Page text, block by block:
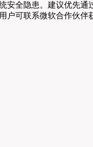
安全隐患。建议优先通
户可联系微软合作伙伴